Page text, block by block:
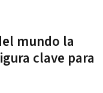
mundo la
clave para